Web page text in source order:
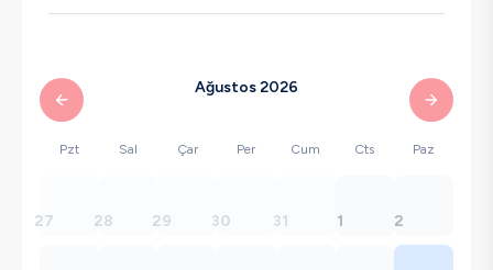
Ağustos 2026
Pzt Sal Çar Per Cum Cts Paz
27 28 29 30 31 1 2